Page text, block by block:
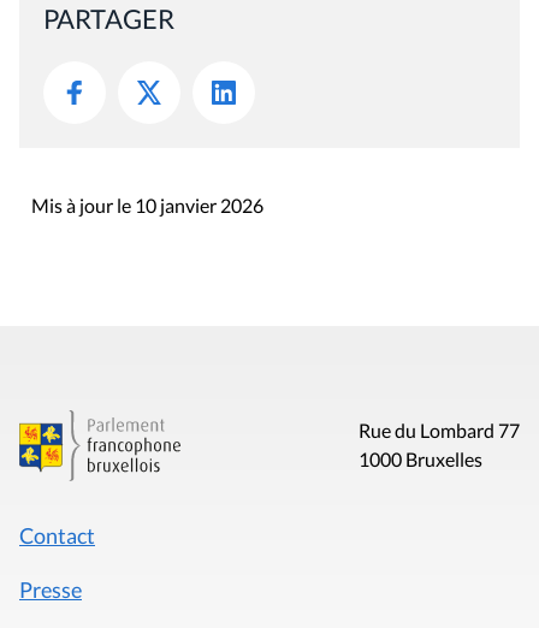
PARTAGER
Mis à jour le 10 janvier 2026
Rue du Lombard 77
1000 Bruxelles
Contact
Presse